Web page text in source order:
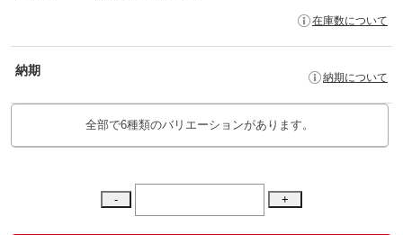
在庫数について
納期 納期について
全部で6種類のバリエーションがあります。